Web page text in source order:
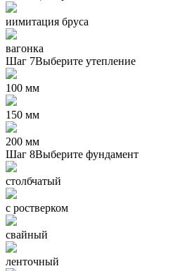
иимитация бруса
вагонка
Шаг 7Выберите утепление
100 мм
150 мм
200 мм
Шаг 8Выберите фундамент
столбчатый
с ростверком
свайный
ленточный